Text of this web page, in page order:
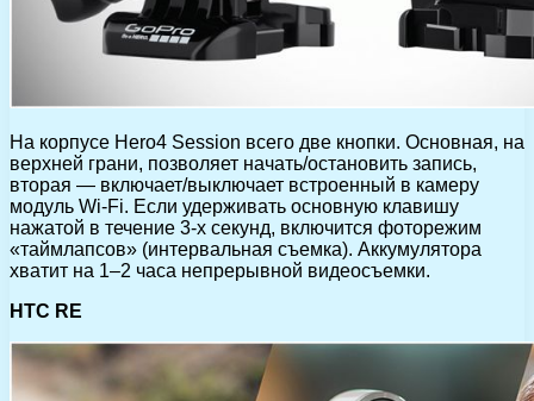
На корпусе Hero4 Session всего две кнопки. Основная, на
верхней грани, позволяет начать/остановить запись,
вторая — включает/выключает встроенный в камеру
модуль Wi-Fi. Если удерживать основную клавишу
нажатой в течение 3-х секунд, включится фоторежим
«таймлапсов» (интервальная съемка). Аккумулятора
хватит на 1–2 часа непрерывной видеосъемки.
HTC RE